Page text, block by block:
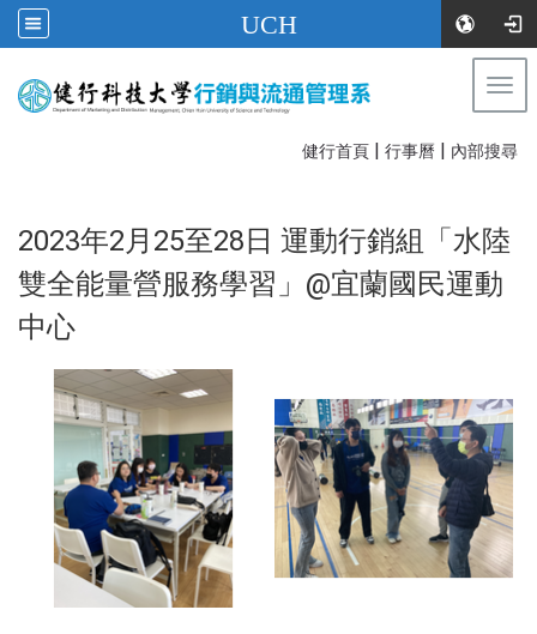
UCH
健行首頁 | 行事曆 | 內部搜尋
2023年2月25至28日 運動行銷組「水陸
雙全能量營服務學習」@宜蘭國民運動
中心